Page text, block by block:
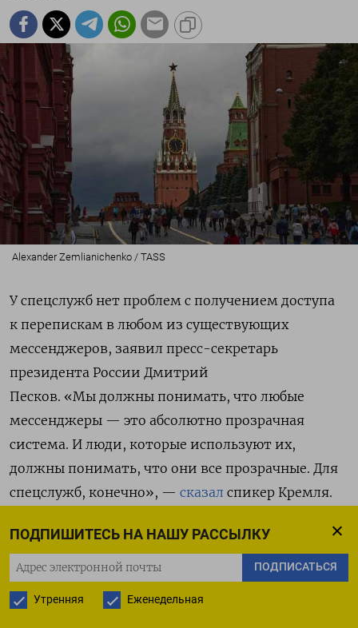
ПОДПИШИТЕСЬ НА НАШУ РАССЫЛКУ
ПОДПИСАТЬСЯ
Утренняя Еженедельная
Alexander Zemlianichenko / TASS
У спецслужб нет проблем с получением доступа
к перепискам в любом из существующих
мессенджеров, заявил пресс-секретарь
президента России Дмитрий
Песков. «Мы должны понимать, что любые
мессенджеры — это абсолютно прозрачная
система. И люди, которые используют их,
должны понимать, что они все прозрачные. Для
спецслужб, конечно», — сказал спикер Кремля.
когда речь идет о государственных
и корпоративных тайнах, а также прочей
секретной информации.